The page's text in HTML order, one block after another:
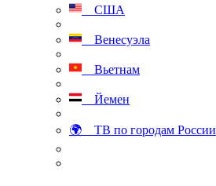
США
Венесуэла
Вьетнам
Йемен
🌍 ТВ по городам России